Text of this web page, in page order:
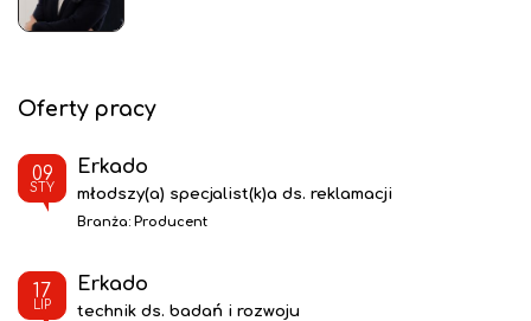
Oferty pracy
09
STY
Erkado
młodszy(a) specjalist(k)a ds. reklamacji
Branża: Producent
17
LIP
Erkado
technik ds. badań i rozwoju